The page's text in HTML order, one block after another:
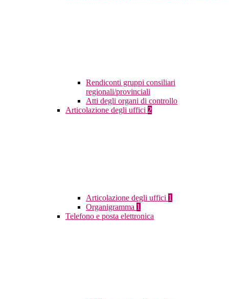
Rendiconti gruppi consiliari
regionali/provinciali
Atti degli organi di controllo
Articolazione degli uffici 2
Articolazione degli uffici 1
Organigramma 1
Telefono e posta elettronica